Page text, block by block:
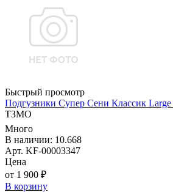
Быстрый просмотр
Подгузники Супер Сени Классик
ТЗМО
Много
В наличии: 10.668
Арт. KF-00003347
Цена
от 1 900 ₽
В корзину